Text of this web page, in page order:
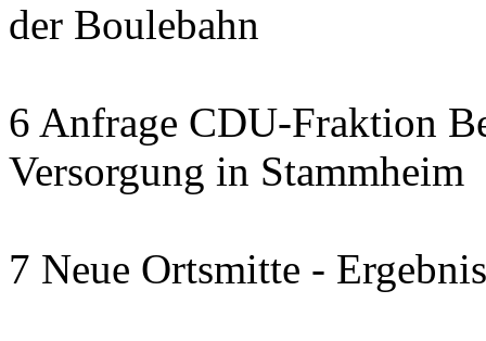
der Boulebahn
6 Anfrage CDU-Fraktion
Versorgung in Stammheim
7 Neue Ortsmitte -